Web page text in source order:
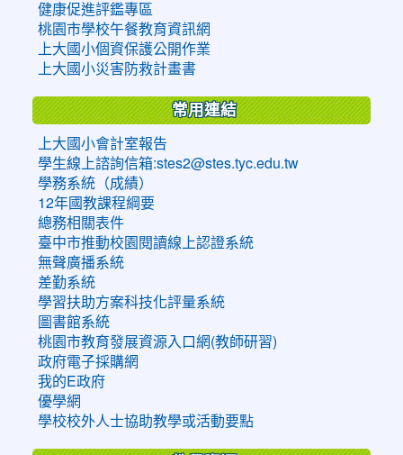
健康促進評鑑專區
桃園市學校午餐教育資訊網
上大國小個資保護公開作業
上大國小災害防救計畫書
常用連結
上大國小會計室報告
學生線上諮詢信箱:stes2@stes.tyc.edu.tw
學務系統（成績）
12年國教課程綱要
總務相關表件
臺中市推動校園閱讀線上認證系統
無聲廣播系統
差勤系統
學習扶助方案科技化評量系統
圖書館系統
桃園市教育發展資源入口網(教師研習)
政府電子採購網
我的E政府
優學網
學校校外人士協助教學或活動要點